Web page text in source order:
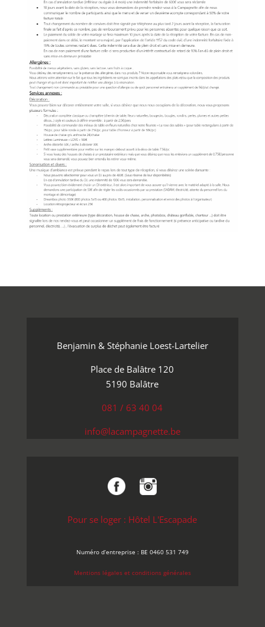
Benjamin & Stéphanie Loest-Lartelier
Place de Balâtre 120
5190 Balâtre
081 / 63 40 04
info@lacampagnette.be
Pour se loger : Hôtel L'Escapade
Numéro d’entreprise : BE 0460 531 749
Mentions légales et conditions générales